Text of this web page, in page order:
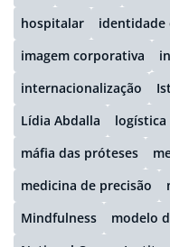
hospitalar
identidade
imagem corporativa
internacionalização
Lídia Abdalla
logística
máfia das próteses
medicina de precisão
Mindfulness
modelo